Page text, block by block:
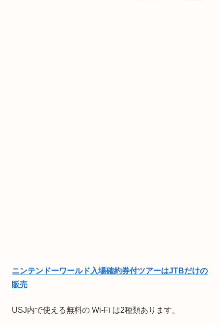
ニンテンドーワールド入場確約券付ツアーはJTBだけの
販売
USJ内で使える無料の Wi-Fi は2種類あります。